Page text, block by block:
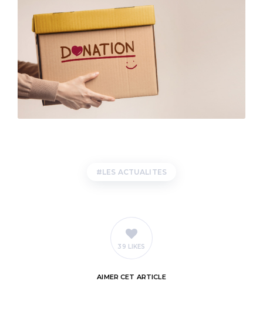
LES ACTUALITES
39 LIKES
AIMER CET ARTICLE